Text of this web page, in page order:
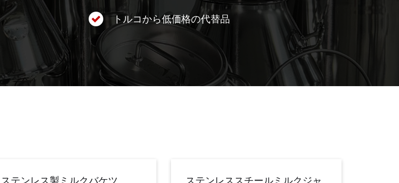
トルコから低価格の代替品
ステンレス製ミルクバケツ
ステンレススチールミルクジャ